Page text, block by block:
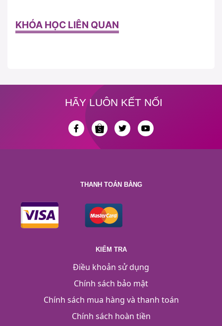
KHÓA HỌC LIÊN QUAN
HÃY LUÔN KẾT NỐI
THANH TOÁN BẰNG
KIỂM TRA
Điều khoản sử dụng
Chính sách bảo mật
Chính sách mua hàng và thanh toán
Chính sách hoàn tiền